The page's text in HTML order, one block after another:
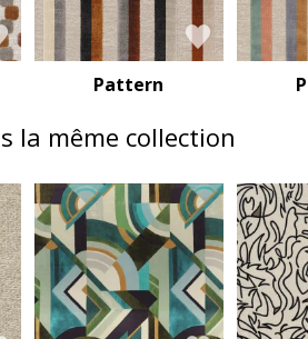
Pattern
la même collection